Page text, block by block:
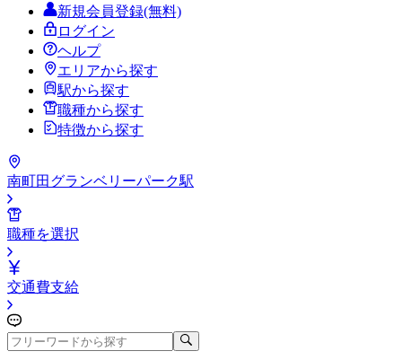
新規会員登録(無料)
ログイン
ヘルプ
エリアから探す
駅から探す
職種から探す
特徴から探す
南町田グランベリーパーク駅
職種を選択
交通費支給